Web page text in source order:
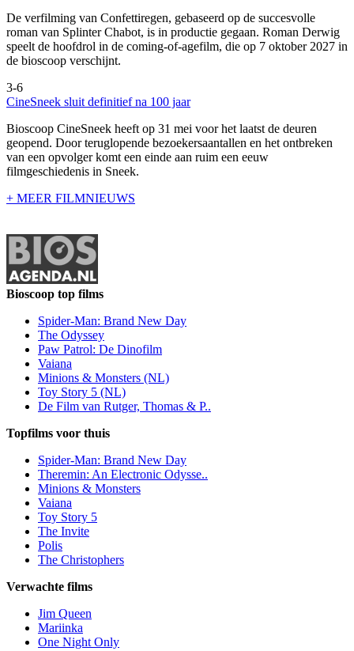
De verfilming van Confettiregen, gebaseerd op de succesvolle
roman van Splinter Chabot, is in productie gegaan. Roman Derwig
speelt de hoofdrol in de coming-of-agefilm, die op 7 oktober 2027 in
de bioscoop verschijnt.
3-6
CineSneek sluit definitief na 100 jaar
Bioscoop CineSneek heeft op 31 mei voor het laatst de deuren
geopend. Door teruglopende bezoekersaantallen en het ontbreken
van een opvolger komt een einde aan ruim een eeuw
filmgeschiedenis in Sneek.
+ MEER FILMNIEUWS
Bioscoop top films
Spider-Man: Brand New Day
The Odyssey
Paw Patrol: De Dinofilm
Vaiana
Minions & Monsters (NL)
Toy Story 5 (NL)
De Film van Rutger, Thomas & P..
Topfilms voor thuis
Spider-Man: Brand New Day
Theremin: An Electronic Odysse..
Minions & Monsters
Vaiana
Toy Story 5
The Invite
Polis
The Christophers
Verwachte films
Jim Queen
Mariinka
One Night Only